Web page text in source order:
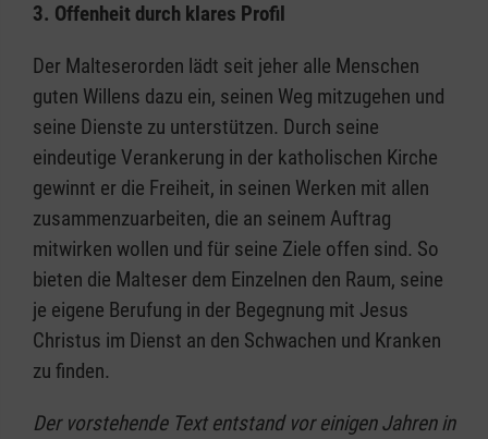
3. Offenheit durch klares Profil
Der Malteserorden lädt seit jeher alle Menschen
guten Willens dazu ein, seinen Weg mitzugehen und
seine Dienste zu unterstützen. Durch seine
eindeutige Verankerung in der katholischen Kirche
gewinnt er die Freiheit, in seinen Werken mit allen
zusammenzuarbeiten, die an seinem Auftrag
mitwirken wollen und für seine Ziele offen sind. So
bieten die Malteser dem Einzelnen den Raum, seine
je eigene Berufung in der Begegnung mit Jesus
Christus im Dienst an den Schwachen und Kranken
zu finden.
Der vorstehende Text entstand vor einigen Jahren in